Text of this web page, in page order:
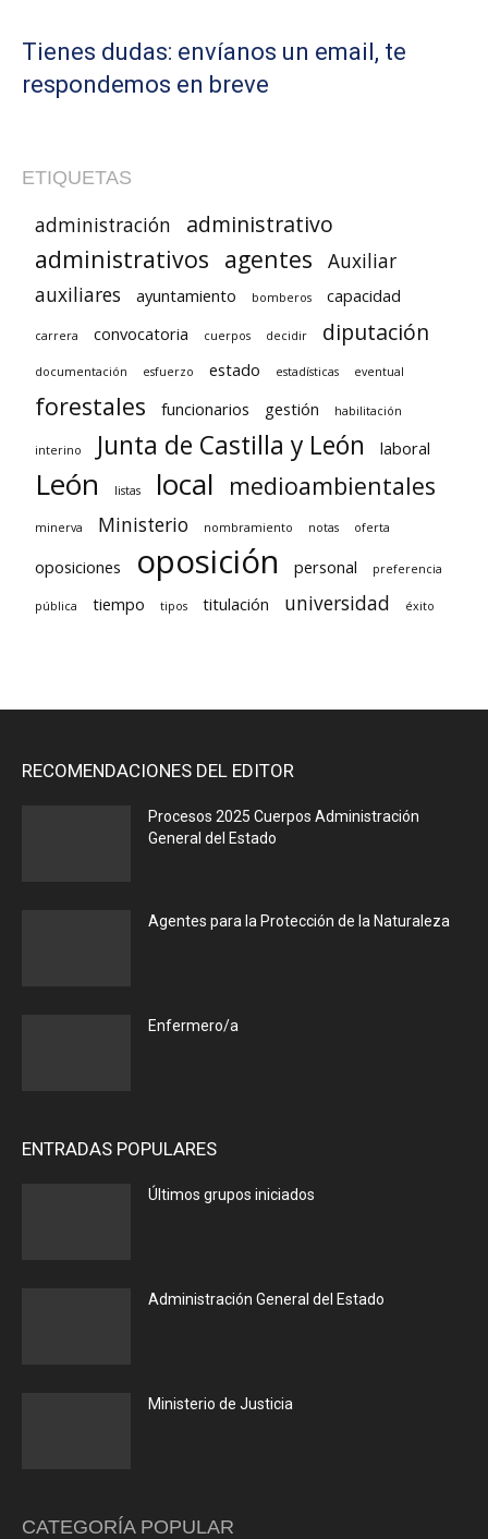
Tienes dudas: envíanos un email, te
respondemos en breve
ETIQUETAS
administración administrativo
administrativos agentes
Auxiliar
auxiliares
ayuntamiento bomberos capacidad
carrera convocatoria cuerpos decidir diputación
documentación esfuerzo estado estadísticas eventual
forestales funcionarios gestión habilitación
interino Junta de Castilla y León laboral
León listas local medioambientales
minerva Ministerio nombramiento notas oferta
oposiciones oposición personal preferencia
pública tiempo tipos titulación universidad éxito
RECOMENDACIONES DEL EDITOR
Procesos 2025 Cuerpos Administración
General del Estado
Agentes para la Protección de la Naturaleza
Enfermero/a
ENTRADAS POPULARES
Últimos grupos iniciados
Administración General del Estado
Ministerio de Justicia
CATEGORÍA POPULAR